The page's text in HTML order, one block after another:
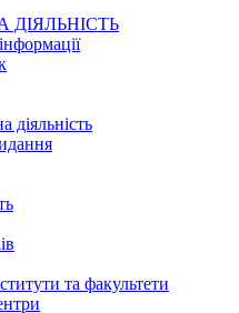
діяльність
та факультети